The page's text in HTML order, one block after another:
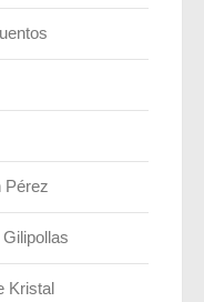
Pérez
Kristal